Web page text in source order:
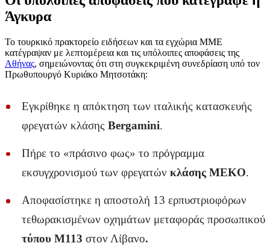
Άγκυρα
Το τουρκικό πρακτορείο ειδήσεων και τα εγχώρια ΜΜΕ
κατέγραψαν με λεπτομέρεια και τις υπόλοιπες αποφάσεις της
Αθήνας, σημειώνοντας ότι στη συγκεκριμένη συνεδρίαση υπό τον
Πρωθυπουργό Κυριάκο Μητσοτάκη:
Εγκρίθηκε η απόκτηση των ιταλικής κατασκευής
φρεγατών κλάσης Bergamini.
Πήρε το «πράσινο φως» το πρόγραμμα
εκσυγχρονισμού των φρεγατών κλάσης MEKO.
Αποφασίστηκε η αποστολή 13 ερπυστριοφόρων
τεθωρακισμένων οχημάτων μεταφοράς προσωπικού
τύπου M113 στον Λίβανο.